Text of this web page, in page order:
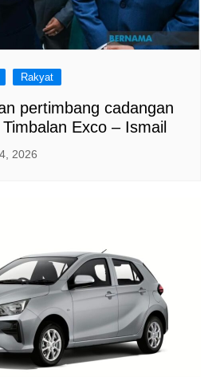
Rakyat
pertimbang cadangan
Exco – Ismail
2026